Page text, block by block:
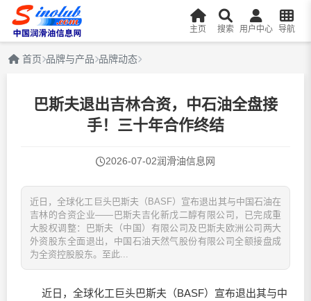
主页 搜索 用户中心 导航
首页 品牌与产品 品牌动态
巴斯夫退出吉林合资，中石油全盘接
手！三十年合作终结
2026-07-02润滑油信息网
近日，全球化工巨头巴斯夫（BASF）宣布退出其与中国石油在
吉林的合资企业——巴斯夫吉化新戊二醇有限公司，已完成重
大股权调整：巴斯夫（中国）有限公司及巴斯夫欧洲公司两大
外资股东全面退出，中国石油天然气股份有限公司全额接盘成
为全资控股股东。至此...
近日，全球化工巨头巴斯夫（BASF）宣布退出其与中